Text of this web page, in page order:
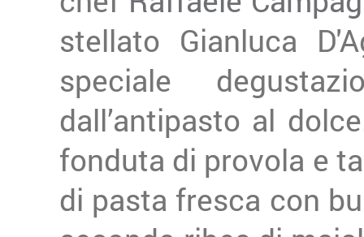
stellato Gianluca
speciale
dall’antipasto al
fonduta di provola e
di pasta fresca con